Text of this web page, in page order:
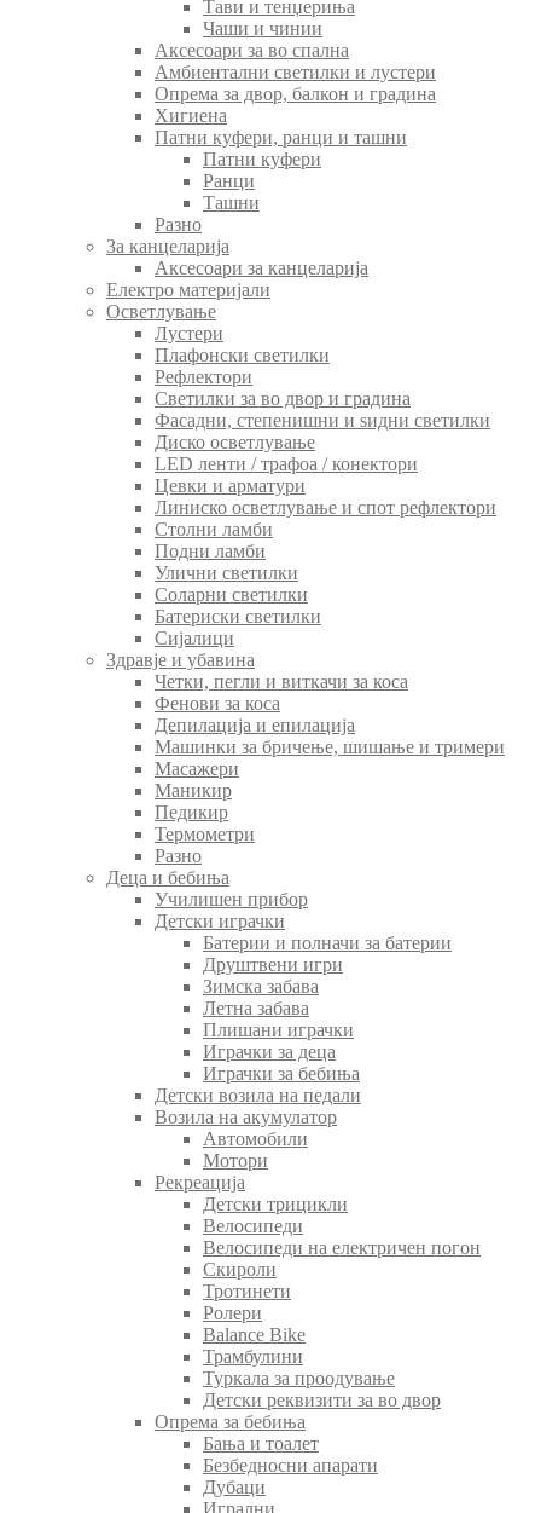
Тави и тенџериња
Чаши и чинии
Аксесоари за во спална
Амбиентални светилки и лустери
Опрема за двор, балкон и градина
Хигиена
Патни куфери, ранци и ташни
Патни куфери
Ранци
Ташни
Разно
За канцеларија
Аксесоари за канцеларија
Електро материјали
Осветлување
Лустери
Плафонски светилки
Рефлектори
Светилки за во двор и градина
Фасадни, степенишни и ѕидни светилки
Диско осветлување
LED ленти / трафоа / конектори
Цевки и арматури
Линиско осветлување и спот рефлектори
Столни ламби
Подни ламби
Улични светилки
Соларни светилки
Батериски светилки
Сијалици
Здравје и убавина
Четки, пегли и виткачи за коса
Фенови за коса
Депилација и епилација
Машинки за бричење, шишање и тримери
Масажери
Маникир
Педикир
Термометри
Разно
Деца и бебиња
Училишен прибор
Детски играчки
Батерии и полначи за батерии
Друштвени игри
Зимска забава
Летна забава
Плишани играчки
Играчки за деца
Играчки за бебиња
Детски возила на педали
Возила на акумулатор
Автомобили
Мотори
Рекреација
Детски трицикли
Велосипеди
Велосипеди на електричен погон
Скироли
Тротинети
Ролери
Balance Bike
Трамбулини
Туркала за проодување
Детски реквизити за во двор
Опрема за бебиња
Бања и тоалет
Безбедносни апарати
Дубаци
Игрални